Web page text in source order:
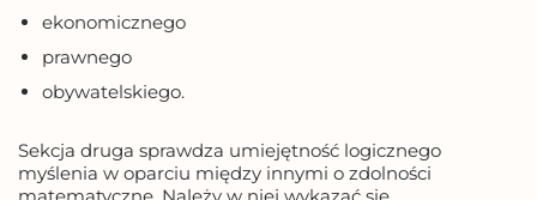
ekonomicznego
prawnego
obywatelskiego.
Sekcja druga sprawdza umiejętność logicznego
myślenia w oparciu między innymi o zdolności